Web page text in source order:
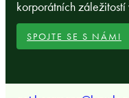
korporátních záležitostí
SPOJTE SE S NÁMI